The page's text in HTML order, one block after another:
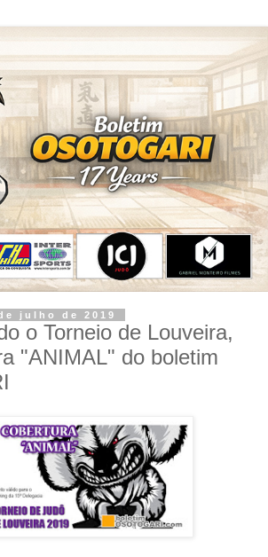
julho de 2019
o Torneio de Louveira,
"ANIMAL" do boletim